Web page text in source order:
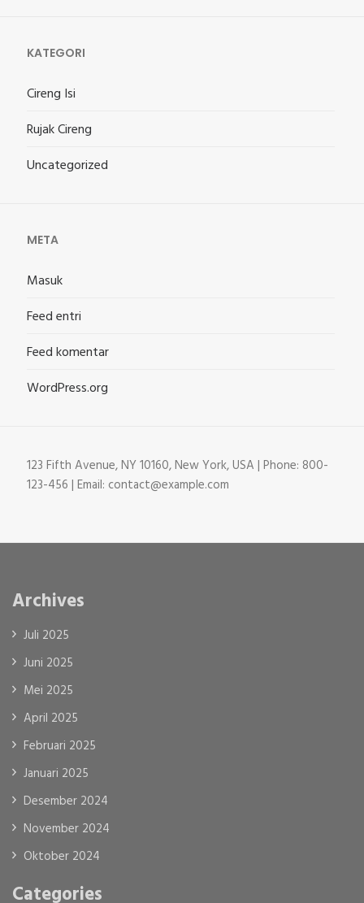
KATEGORI
Cireng Isi
Rujak Cireng
Uncategorized
META
Masuk
Feed entri
Feed komentar
WordPress.org
123 Fifth Avenue, NY 10160, New York, USA | Phone: 800-
123-456 | Email: contact@example.com
Archives
Juli 2025
Juni 2025
Mei 2025
April 2025
Februari 2025
Januari 2025
Desember 2024
November 2024
Oktober 2024
Categories